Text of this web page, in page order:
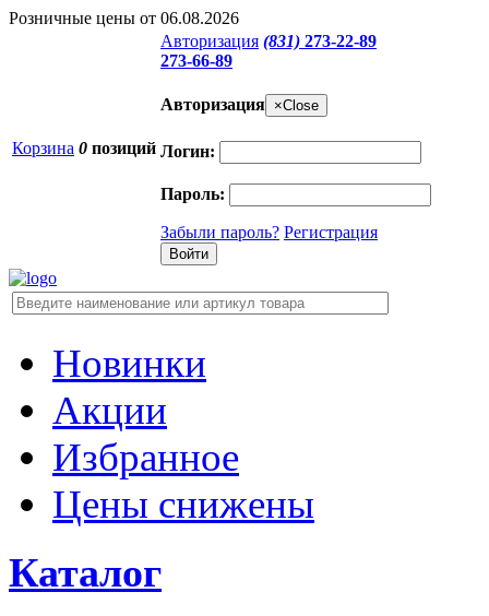
Розничные цены от 06.08.2026
Корзина 0 позиций
Авторизация (831) 273-22-89
273-66-89
Авторизация ×Close
Логин:
Пароль:
Забыли пароль? Регистрация
Новинки
Акции
Избранное
Цены снижены
Каталог